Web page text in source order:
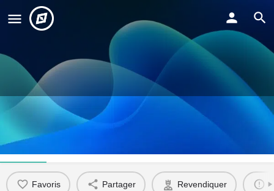
FJSC
Profil
Favoris Partager Revendiquer